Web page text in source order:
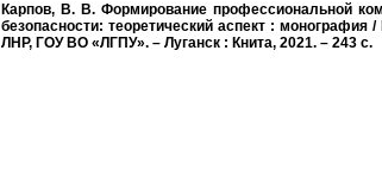
Карпов, В. В. Формирование профессиональной
безопасности: теоретический аспект :
ЛНР, ГОУ ВО «ЛГПУ». – Луганск : Книта, 2021. – 243 с.